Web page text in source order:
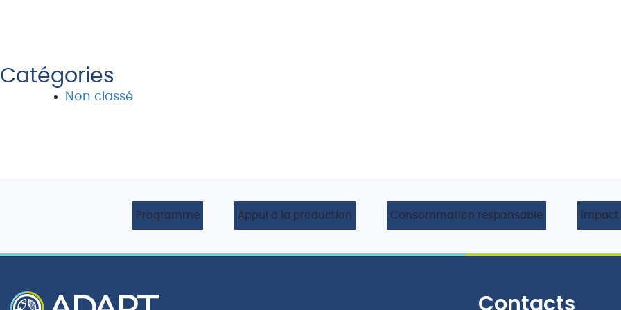
Catégories
Non classé
Programme Appui à la production Consommation responsable Impact
Contacts